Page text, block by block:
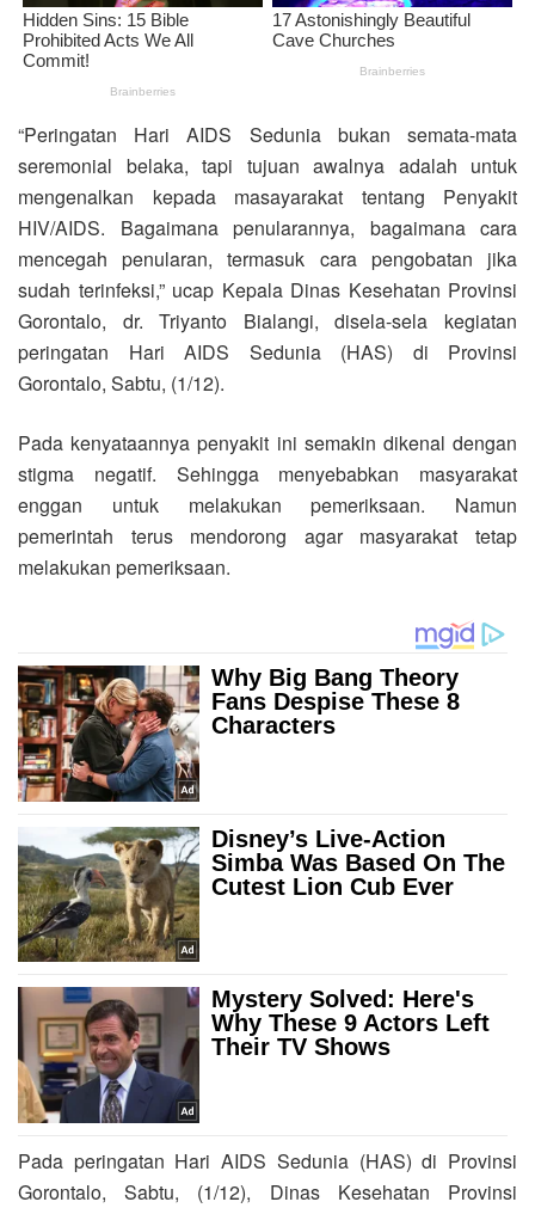
“Peringatan Hari AIDS Sedunia bukan semata-mata
seremonial belaka, tapi tujuan awalnya adalah untuk
mengenalkan kepada masayarakat tentang Penyakit
HIV/AIDS. Bagaimana penularannya, bagaimana cara
mencegah penularan, termasuk cara pengobatan jika
sudah terinfeksi,” ucap Kepala Dinas Kesehatan Provinsi
Gorontalo, dr. Triyanto Bialangi, disela-sela kegiatan
peringatan Hari AIDS Sedunia (HAS) di Provinsi
Gorontalo, Sabtu, (1/12).
Pada kenyataannya penyakit ini semakin dikenal dengan
stigma negatif. Sehingga menyebabkan masyarakat
enggan untuk melakukan pemeriksaan. Namun
pemerintah terus mendorong agar masyarakat tetap
melakukan pemeriksaan.
Pada peringatan Hari AIDS Sedunia (HAS) di Provinsi
Gorontalo, Sabtu, (1/12), Dinas Kesehatan Provinsi